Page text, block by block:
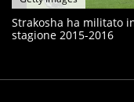
Strakosha ha militato
stagione 2015-2016